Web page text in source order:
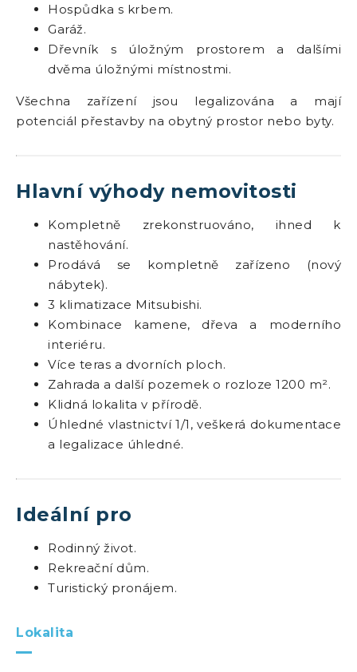
Hospůdka s krbem.
Garáž.
Dřevník s úložným prostorem a dalšími
dvěma úložnými místnostmi.
Všechna zařízení jsou legalizována a mají
potenciál přestavby na obytný prostor nebo byty.
Hlavní výhody nemovitosti
Kompletně zrekonstruováno, ihned k
nastěhování.
Prodává se kompletně zařízeno (nový
nábytek).
3 klimatizace Mitsubishi.
Kombinace kamene, dřeva a moderního
interiéru.
Více teras a dvorních ploch.
Zahrada a další pozemek o rozloze 1200 m².
Klidná lokalita v přírodě.
Úhledné vlastnictví 1/1, veškerá dokumentace
a legalizace úhledné.
Ideální pro
Rodinný život.
Rekreační dům.
Turistický pronájem.
Lokalita